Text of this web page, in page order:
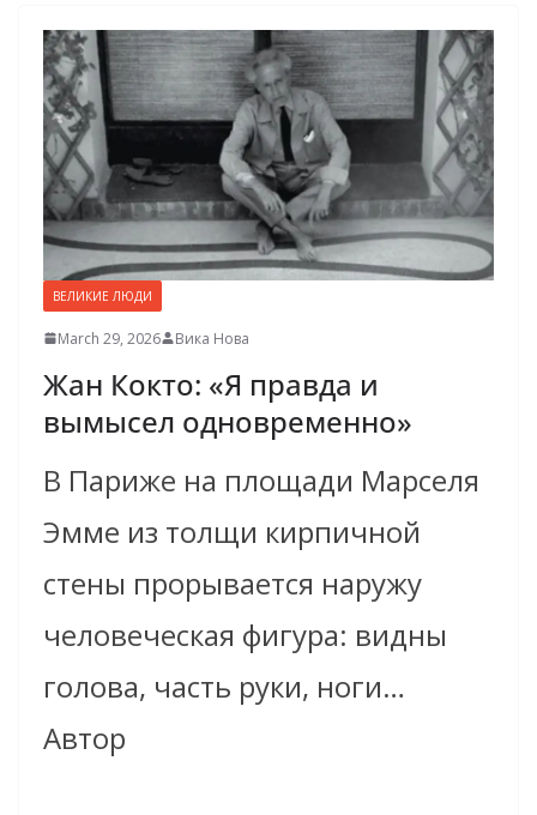
ВЕЛИКИЕ ЛЮДИ
March 29, 2026 Вика Нова
Жан Кокто: «Я правда и
вымысел одновременно»
В Париже на площади Марселя
Эмме из толщи кирпичной
стены прорывается наружу
человеческая фигура: видны
голова, часть руки, ноги…
Автор